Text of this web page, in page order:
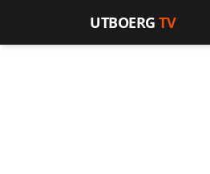
UTBOERGTV